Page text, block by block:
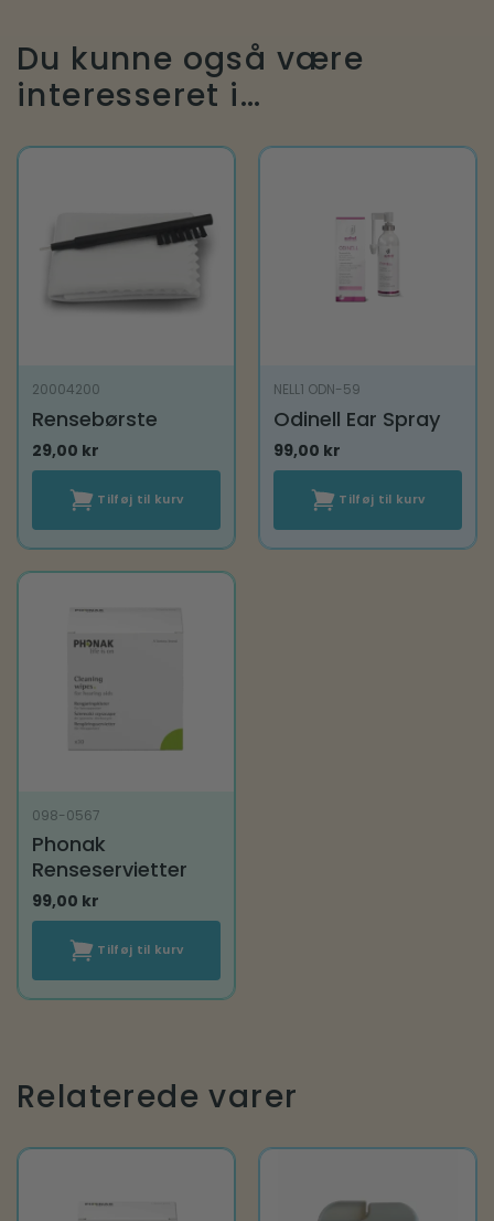
Du kunne også være
interesseret i…
20004200
Rensebørste
29,00 kr
Tilføj til kurv
NELL1 ODN-59
Odinell Ear Spray
99,00 kr
Tilføj til kurv
098-0567
Phonak
Renseservietter
99,00 kr
Tilføj til kurv
Relaterede varer